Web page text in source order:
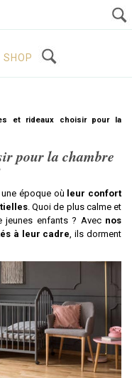
SHOP
et rideaux choisir pour la
pour la chambre
époque où leur confort
. Quoi de plus calme et
jeunes enfants ? Avec nos
à leur cadre, ils dorment